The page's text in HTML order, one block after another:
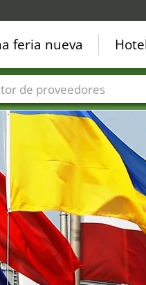
feria nueva
Sectores de proveedor